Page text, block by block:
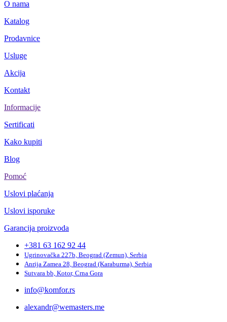
O nama
Katalog
Prodavnice
Usluge
Akcija
Kontakt
Informacije
Sertificati
Kako kupiti
Blog
Pomoć
Uslovi plaćanja
Uslovi isporuke
Garancija proizvoda
+381 63 162 92 44
Ugrinovačka 227b, Beograd (Zemun), Serbia
Anrija Zamea 28, Beograd (Karaburma), Serbia
Sutvara bb, Kotor, Crna Gora
info@komfor.rs
alexandr@wemasters.me